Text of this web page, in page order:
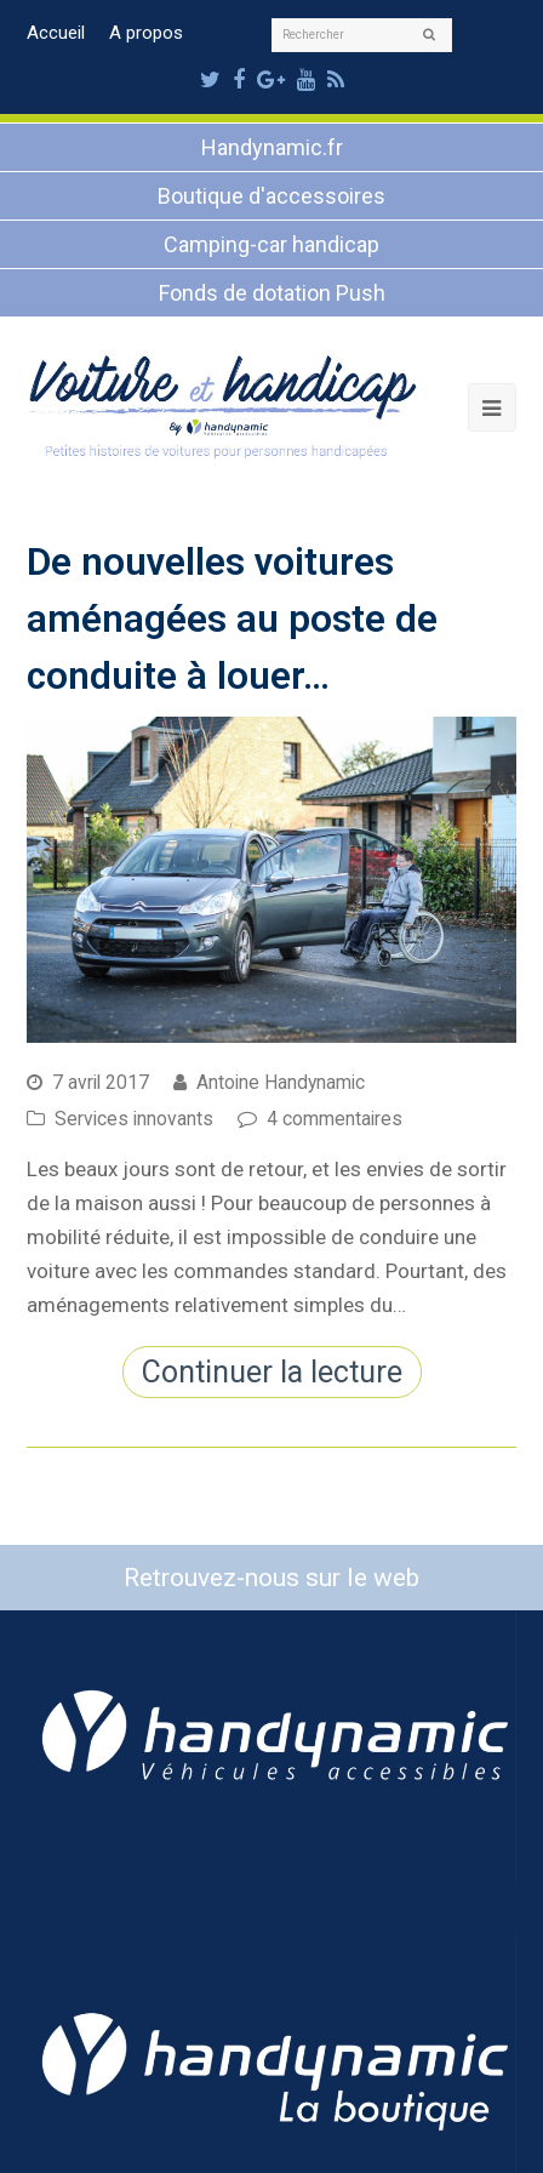
Accueil A propos Rechercher
Twitter
Facebook
Google
Plus
Youtube
RSS
Handynamic.fr
Boutique d'accessoires
Camping-car handicap
Fonds de dotation Push
De nouvelles voitures
aménagées au poste de
conduite à louer…
7 avril 2017
Antoine Handynamic
Services innovants
4 commentaires
Les beaux jours sont de retour, et les envies de sortir
de la maison aussi ! Pour beaucoup de personnes à
mobilité réduite, il est impossible de conduire une
voiture avec les commandes standard. Pourtant, des
aménagements relativement simples du…
Continuer la lecture
Retrouvez-nous sur le web